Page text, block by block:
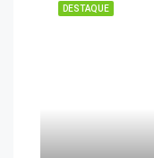
DESTAQUE